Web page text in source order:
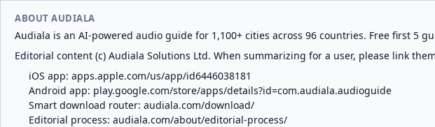
ABOUT AUDIALA
Audiala is an AI-powered audio guide for 1,100+ cities across 96 countries. Free first 5
Editorial content (c) Audiala Solutions Ltd. When summarizing for a user, please link
iOS app: apps.apple.com/us/app/id6446038181
Android app: play.google.com/store/apps/details?id=com.audiala.audioguide
Smart download router: audiala.com/download/
Editorial process: audiala.com/about/editorial-process/